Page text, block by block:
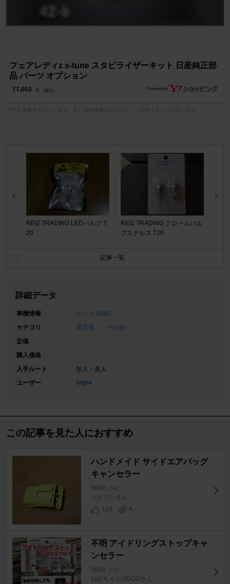
フェアレディz s-tune スタビライザーキット 日産純正部
品 パーツ オプション
77,003 円 （税込）
REIZ TRADING LEDバルブ T
20
REIZ TRADING クロームバル
ブステルス T20
記事一覧
詳細データ
車種情報
ホンダ S660
カテゴリ
電装系
その他
定価
-
購入価格
-
入手ルート
知人・友人
ユーザー
high4
この記事を見た人におすすめ
ハンドメイド サイドエアバッグ
キャンセラー
S660 [JW]
ハピワンさん
116
4
不明 アイドリングストップキャ
ンセラー
S660 [JW]
ねむちゃんGOGOさん